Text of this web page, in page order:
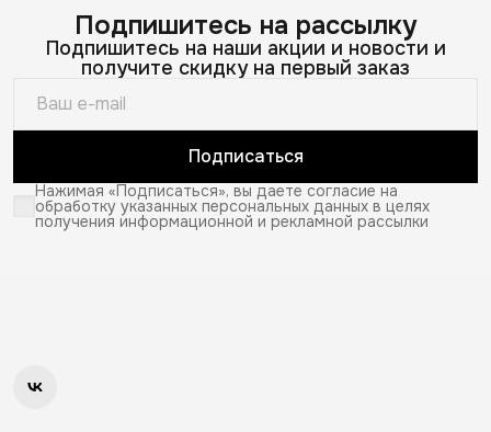
Подпишитесь на рассылку
Подпишитесь на наши акции и новости и
получите скидку на первый заказ
Подписаться
Нажимая «Подписаться», вы даете согласие на
обработку указанных персональных данных в целях
получения информационной и рекламной рассылки